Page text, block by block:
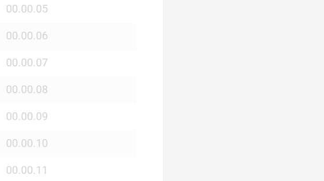
00.00.05
00.00.06
00.00.07
00.00.08
00.00.09
00.00.10
00.00.11